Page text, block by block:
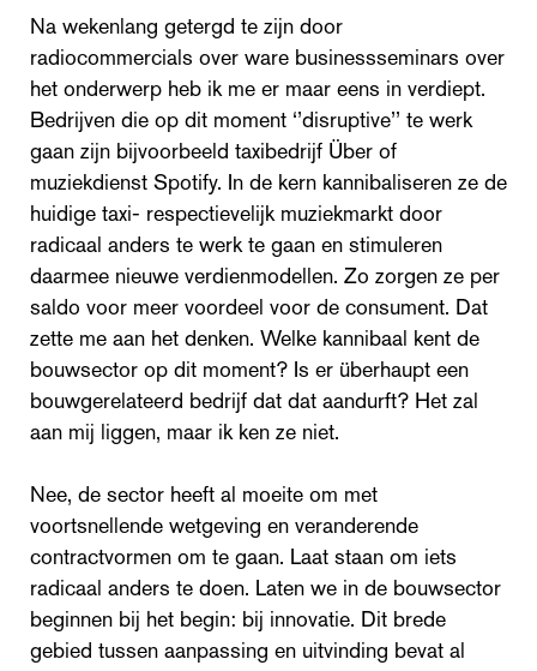
Na wekenlang getergd te zijn door
radiocommercials over ware businessseminars over
het onderwerp heb ik me er maar eens in verdiept.
Bedrijven die op dit moment ‘’disruptive’’ te werk
gaan zijn bijvoorbeeld taxibedrijf Über of
muziekdienst Spotify. In de kern kannibaliseren ze de
huidige taxi- respectievelijk muziekmarkt door
radicaal anders te werk te gaan en stimuleren
daarmee nieuwe verdienmodellen. Zo zorgen ze per
saldo voor meer voordeel voor de consument. Dat
zette me aan het denken. Welke kannibaal kent de
bouwsector op dit moment? Is er überhaupt een
bouwgerelateerd bedrijf dat dat aandurft? Het zal
aan mij liggen, maar ik ken ze niet.
Nee, de sector heeft al moeite om met
voortsnellende wetgeving en veranderende
contractvormen om te gaan. Laat staan om iets
radicaal anders te doen. Laten we in de bouwsector
beginnen bij het begin: bij innovatie. Dit brede
gebied tussen aanpassing en uitvinding bevat al